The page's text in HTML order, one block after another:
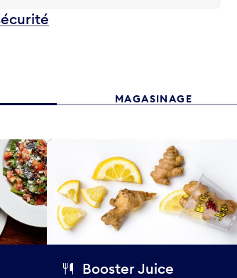
MAGASINAGE
Booster Juice